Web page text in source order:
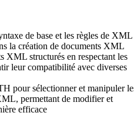
de base et les règles de XML
la création de documents XML
XML structurés en respectant les
leur compatibilité avec diverses
pour sélectionner et manipuler
permettant de modifier et
efficace